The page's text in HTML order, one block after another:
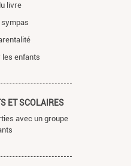
livre
sympas
les enfants
ET SCOLAIRES
avec un groupe